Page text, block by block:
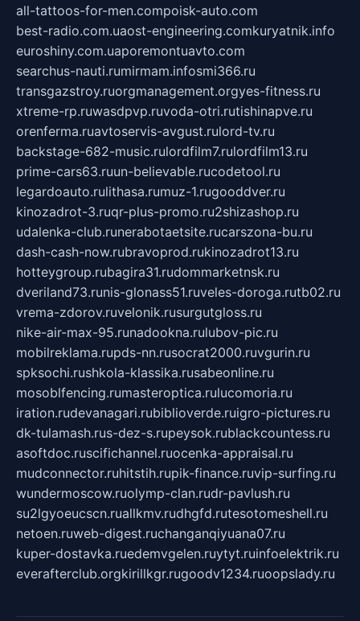
all-tattoos-for-men.compoisk-auto.com
best-radio.com.uaost-engineering.comkuryatnik.info
euroshiny.com.uaporemontuavto.com
searchus-nauti.rumirmam.infosmi366.ru
transgazstroy.ruorgmanagement.orgyes-fitness.ru
xtreme-rp.ruwasdpvp.ruvoda-otri.rutishinapve.ru
orenferma.ruavtoservis-avgust.rulord-tv.ru
backstage-682-music.rulordfilm7.rulordfilm13.ru
prime-cars63.ruun-believable.rucodetool.ru
legardoauto.rulithasa.rumuz-1.rugooddver.ru
kinozadrot-3.ruqr-plus-promo.ru2shizashop.ru
udalenka-club.runerabotaetsite.rucarszona-bu.ru
dash-cash-now.rubravoprod.rukinozadrot13.ru
hotteygroup.rubagira31.rudommarketnsk.ru
dveriland73.runis-glonass51.ruveles-doroga.rutb02.ru
vrema-zdorov.ruvelonik.rusurgutgloss.ru
nike-air-max-95.runadookna.rulubov-pic.ru
mobilreklama.rupds-nn.rusocrat2000.ruvgurin.ru
spksochi.rushkola-klassika.rusabeonline.ru
mosoblfencing.rumasteroptica.rulucomoria.ru
iration.rudevanagari.rubiblioverde.ruigro-pictures.ru
dk-tulamash.rus-dez-s.rupeysok.rublackcountess.ru
asoftdoc.ruscifichannel.ruocenka-appraisal.ru
mudconnector.ruhitstih.rupik-finance.ruvip-surfing.ru
wundermoscow.ruolymp-clan.rudr-pavlush.ru
su2lgyoeucscn.ruallkmv.rudhgfd.rutesotomeshell.ru
netoen.ruweb-digest.ruchanganqiyuana07.ru
kuper-dostavka.ruedemvgelen.ruytyt.ruinfoelektrik.ru
everafterclub.orgkirillkgr.rugoodv1234.ruoopslady.ru